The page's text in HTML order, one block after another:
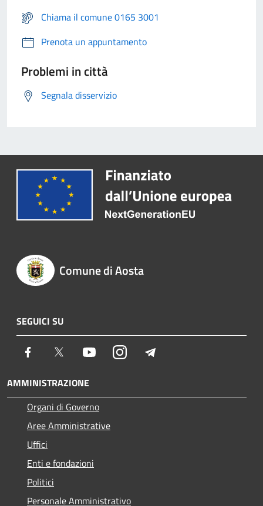
Chiama il comune 0165 3001
Prenota un appuntamento
Problemi in città
Segnala disservizio
Comune di Aosta
SEGUICI SU
Facebook Twitter YoutubeInstagram
AMMINISTRAZIONE
Organi di Governo
Aree Amministrative
Uffici
Enti e fondazioni
Politici
Personale Amministrativo